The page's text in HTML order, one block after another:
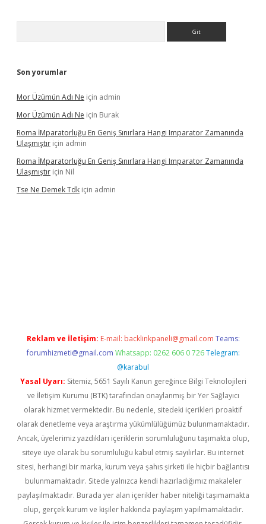
Son yorumlar
Mor Üzümün Adı Ne için admin
Mor Üzümün Adı Ne için Burak
Roma İMparatorluğu En Geniş Sınırlara Hangi Imparator Zamanında
Ulaşmıştır için admin
Roma İMparatorluğu En Geniş Sınırlara Hangi Imparator Zamanında
Ulaşmıştır için Nil
Tse Ne Demek Tdk için admin
Reklam ve İletişim: E-mail: backlinkpaneli@gmail.com Teams:
forumhizmeti@gmail.com Whatsapp: 0262 606 0 726 Telegram:
@karabul
Yasal Uyarı: Sitemiz, 5651 Sayılı Kanun gereğince Bilgi Teknolojileri
ve İletişim Kurumu (BTK) tarafından onaylanmış bir Yer Sağlayıcı
olarak hizmet vermektedir. Bu nedenle, sitedeki içerikleri proaktif
olarak denetleme veya araştırma yükümlülüğümüz bulunmamaktadır.
Ancak, üyelerimiz yazdıkları içeriklerin sorumluluğunu taşımakta olup,
siteye üye olarak bu sorumluluğu kabul etmiş sayılırlar. Bu internet
sitesi, herhangi bir marka, kurum veya şahıs şirketi ile hiçbir bağlantısı
bulunmamaktadır. Sitede yalnızca kendi hazırladığımız makaleler
paylaşılmaktadır. Burada yer alan içerikler haber niteliği taşımamakta
olup, gerçek kurum ve kişiler hakkında paylaşım yapılmamaktadır.